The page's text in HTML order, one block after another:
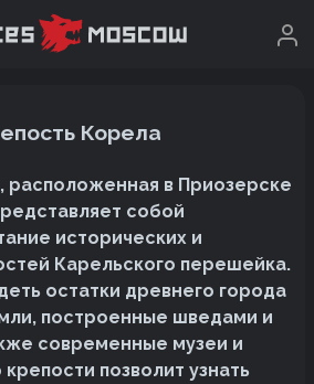
Корела
расположенная в Приозерске
собой
исторических и
Карельского перешейка.
остатки древнего города
построенные шведами и
современные музеи и
позволит узнать